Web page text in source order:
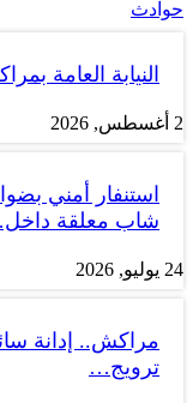
حوادث
النيابة العامة
2 أغسطس, 2026
استنفار أمني
شاب معلقة
24 يوليو, 2026
مراكش.. إدانة
ترويج…